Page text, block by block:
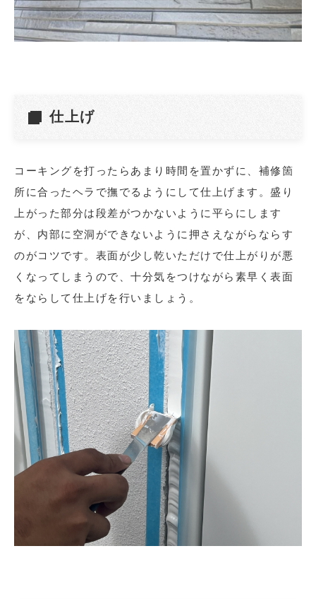
仕上げ
コーキングを打ったらあまり時間を置かずに、補修箇
所に合ったヘラで撫でるようにして仕上げます。盛り
上がった部分は段差がつかないように平らにします
が、内部に空洞ができないように押さえながらならす
のがコツです。表面が少し乾いただけで仕上がりが悪
くなってしまうので、十分気をつけながら素早く表面
をならして仕上げを行いましょう。